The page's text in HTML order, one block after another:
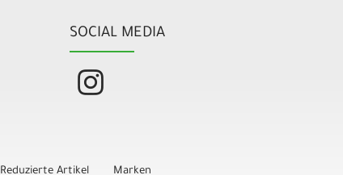
SOCIAL MEDIA
Reduzierte Artikel Marken